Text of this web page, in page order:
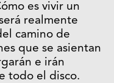
es vivir un
realmente
camino de
que se asientan
e irán
todo el disco.